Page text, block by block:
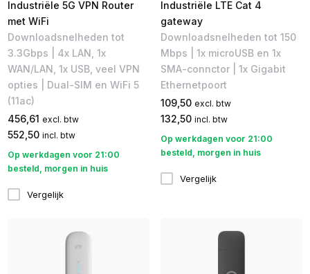
Industriële 5G VPN Router
met WiFi
Downloadsnelheden tot
3.3Gbps | 4x LAN, 1x
WAN/LAN, 1x USB, veel VPN
opties | Dual-SIM en WiFi 5
(11ac)
456,61 excl. btw
552,50 incl. btw
Op werkdagen voor 21:00
besteld, morgen in huis
Vergelijk
Industriële LTE Cat 4
gateway
Downloadsnelheden tot 150
Mbps​ | 1x microUSB en 1x
SMA-connctor | 1x Gigabit
Ethernetpoort
109,50 excl. btw
132,50 incl. btw
Op werkdagen voor 21:00
besteld, morgen in huis
Vergelijk